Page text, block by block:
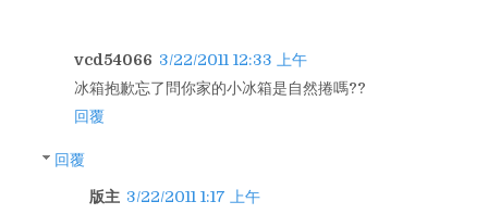
vcd54066 3/22/2011 12:33 上午
冰箱抱歉忘了問你家的小冰箱是自然捲嗎??
回覆
回覆
版主 3/22/2011 1:17 上午